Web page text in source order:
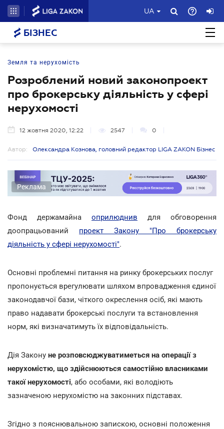
UA
БІЗНЕС
Земля та нерухомість
Розроблений новий законопроект
про брокерську діяльність у сфері
нерухомості
12 жовтня 2020, 12:22 2547 0
Автор: Олександра Кознова, головний редактор LIGA ZAKON Бізнес
Реклама
Фонд держамайна оприлюднив для обговорення
доопрацьований проект Закону "Про брокерську
діяльність у сфері нерухомості".
Основні проблемні питання на ринку брокерських послуг
пропонується врегулювати шляхом впровадження єдиної
законодавчої бази, чіткого окреслення осіб, які мають
право надавати брокерські послуги та встановлення
норм, які визначатимуть їх відповідальність.
Дія Закону не розповсюджуватиметься на операції з
нерухомістю, що здійснюються самостійно власниками
такої нерухомості, або особами, які володіють
зазначеною нерухомістю на законних підставах.
Згідно з пояснювальною запискою, основні положення